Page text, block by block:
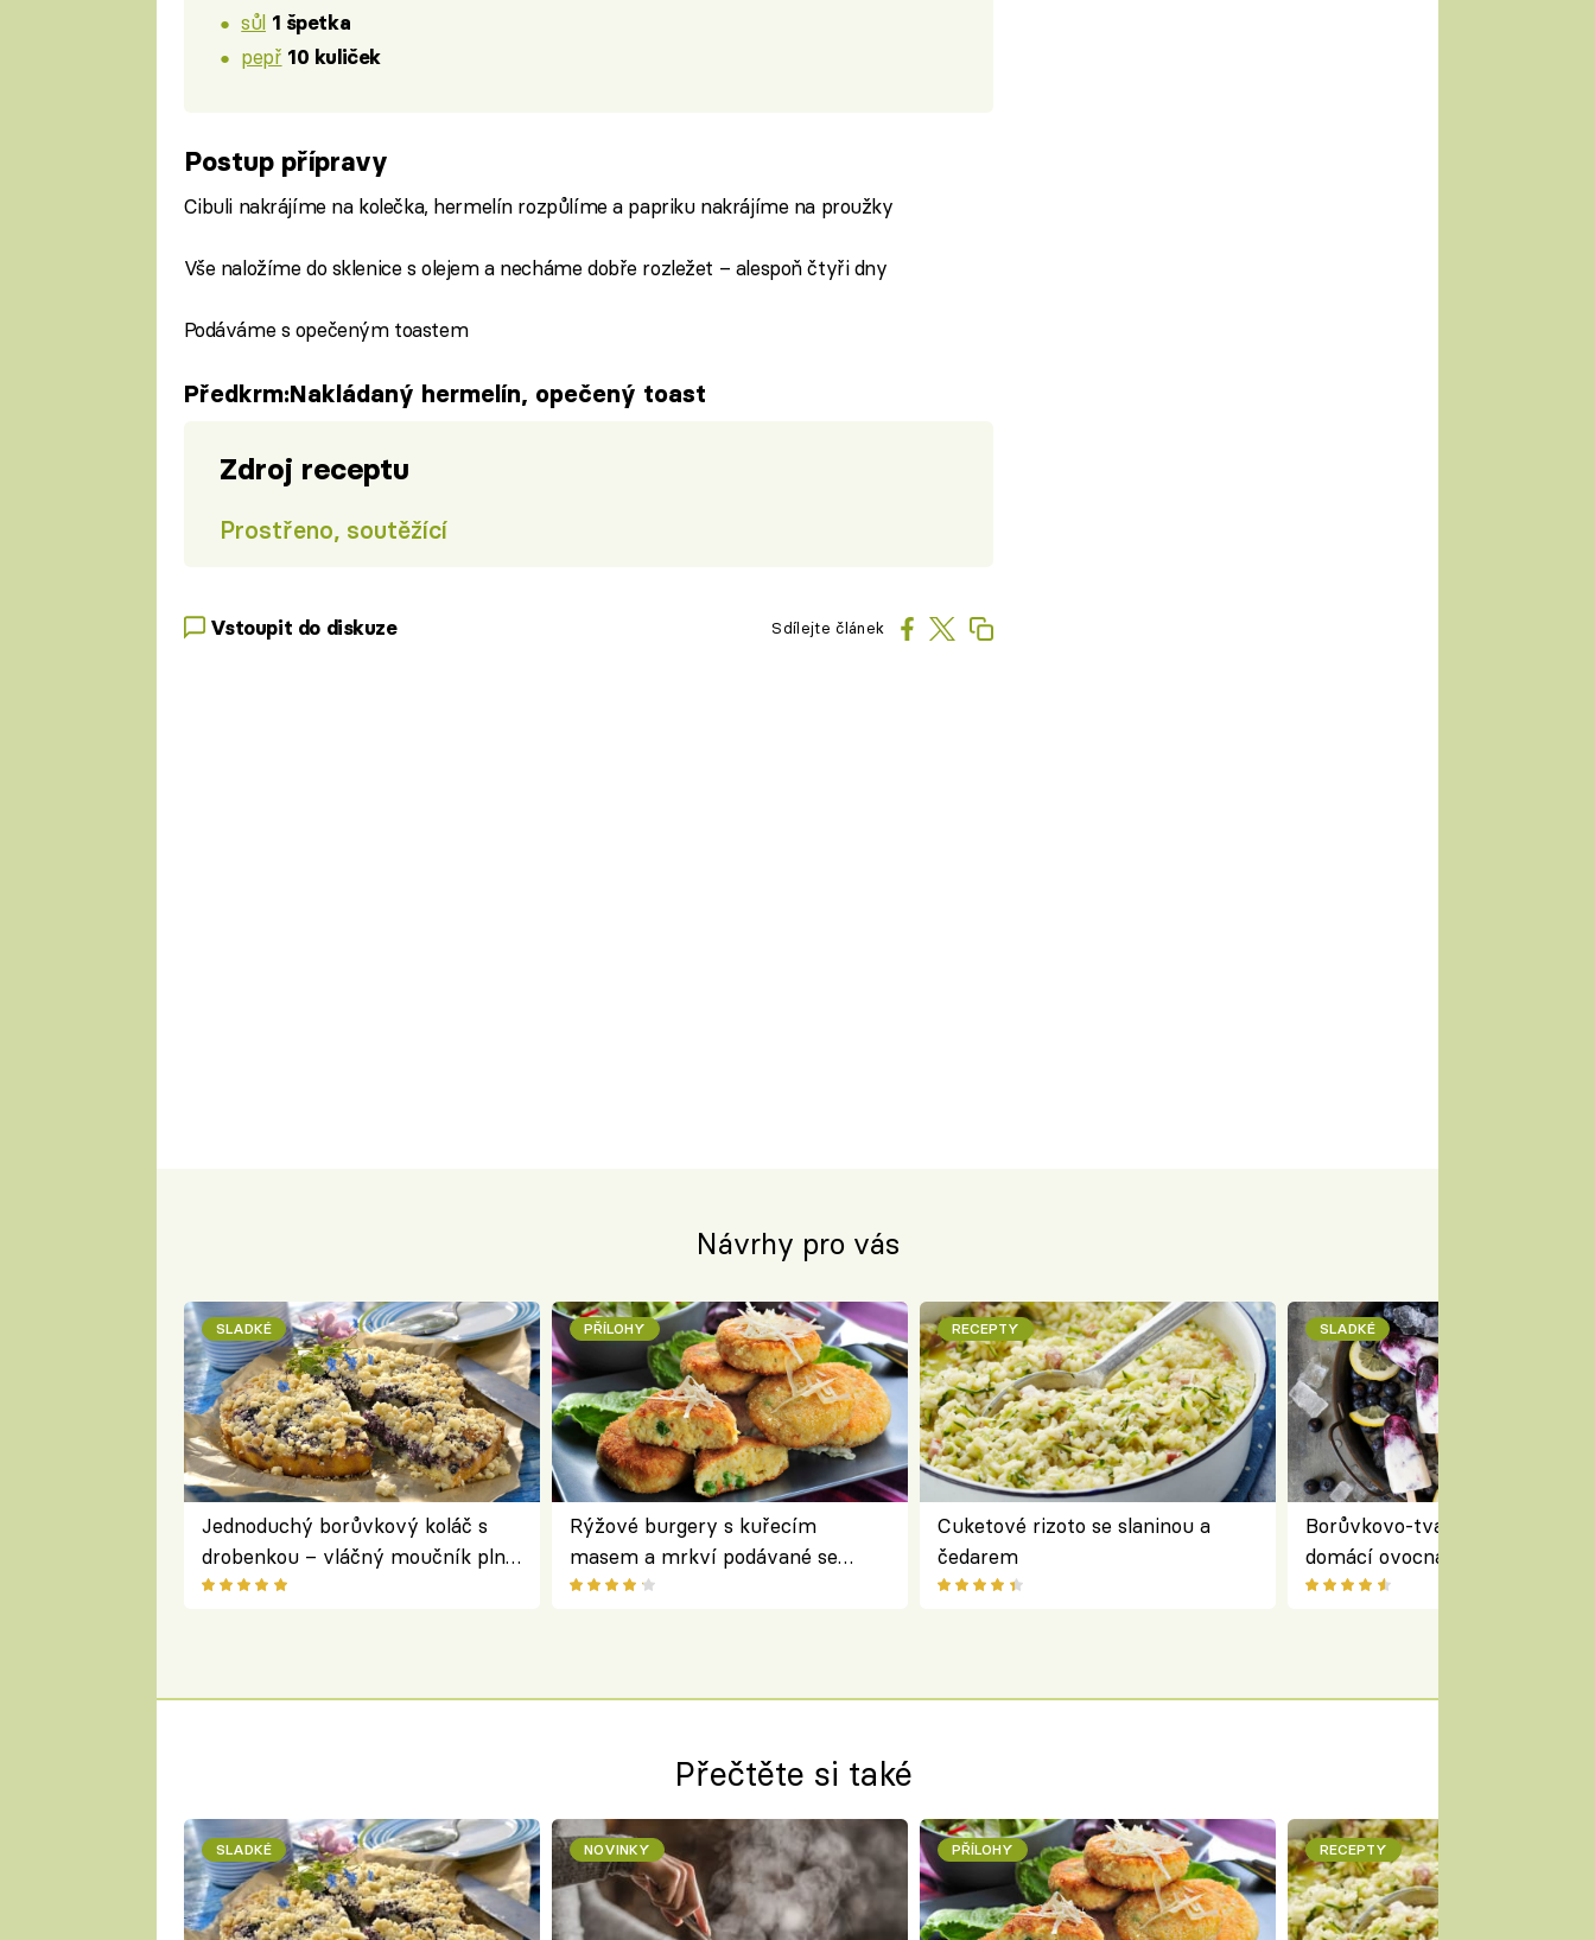
sůl 1 špetka
pepř 10 kuliček
Postup přípravy
Cibuli nakrájíme na kolečka, hermelín rozpůlíme a papriku nakrájíme na proužky
Vše naložíme do sklenice s olejem a necháme dobře rozležet – alespoň čtyři dny
Podáváme s opečeným toastem
Předkrm:Nakládaný hermelín, opečený toast
Zdroj receptu
Prostřeno, soutěžící
Vstoupit do diskuze Sdílejte článek
Návrhy pro vás
SLADKÉ
Jednoduchý borůvkový koláč s
drobenkou – vláčný moučník plný
ovoce
PŘÍLOHY
Rýžové burgery s kuřecím
masem a mrkví podávané se
salátem – lehká a chutná večeře
RECEPTY
Cuketové rizoto se slaninou a
čedarem
SLADKÉ
Borůvkovo-tvarohové nanuky
domácí ovocná zmrzlina na
Přečtěte si také
SLADKÉ NOVINKY PŘÍLOHY RECEPTY